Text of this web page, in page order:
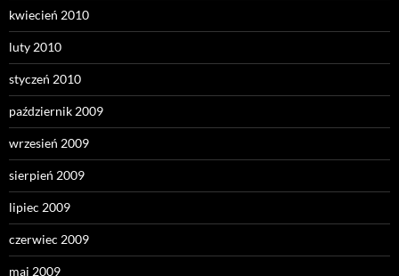
kwiecień 2010
luty 2010
styczeń 2010
październik 2009
wrzesień 2009
sierpień 2009
lipiec 2009
czerwiec 2009
maj 2009